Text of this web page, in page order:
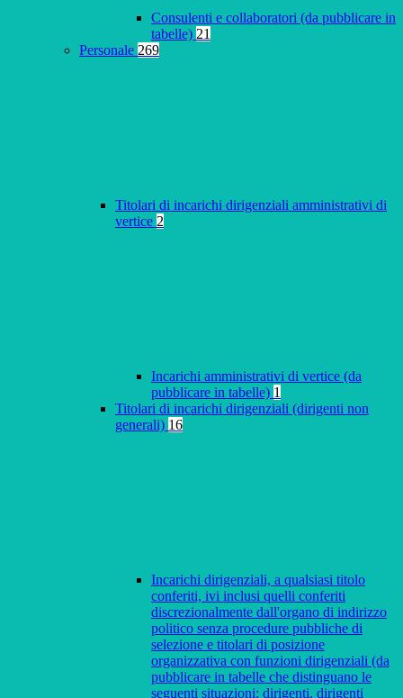
Consulenti e collaboratori (da pubblicare in
tabelle) 21
Personale 269
Titolari di incarichi dirigenziali amministrativi di
vertice 2
Incarichi amministrativi di vertice (da
pubblicare in tabelle) 1
Titolari di incarichi dirigenziali (dirigenti non
generali) 16
Incarichi dirigenziali, a qualsiasi titolo
conferiti, ivi inclusi quelli conferiti
discrezionalmente dall'organo di indirizzo
politico senza procedure pubbliche di
selezione e titolari di posizione
organizzativa con funzioni dirigenziali (da
pubblicare in tabelle che distinguano le
seguenti situazioni: dirigenti, dirigenti